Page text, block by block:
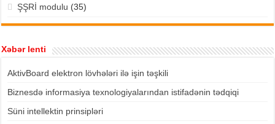
ŞŞRİ modulu (35)
Xəbər lenti
AktivBoard elektron lövhələri ilə işin təşkili
Biznesdə informasiya texnologiyalarından istifadənin tədqiqi
Süni intellektin prinsipləri